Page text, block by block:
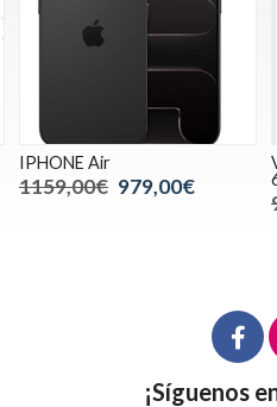
IPHONE Air
1159,00€ 979,00€
¡Síguenos